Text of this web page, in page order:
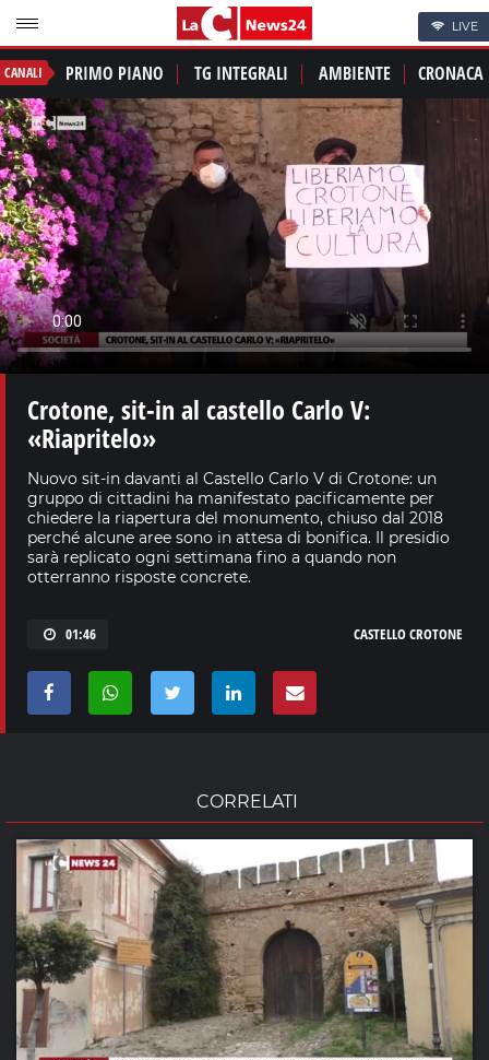
LIVE
CANALI PRIMO PIANO TG INTEGRALI AMBIENTE CRONACA
Crotone, sit-in al castello Carlo V:
«Riapritelo»
Nuovo sit-in davanti al Castello Carlo V di Crotone: un
gruppo di cittadini ha manifestato pacificamente per
chiedere la riapertura del monumento, chiuso dal 2018
perché alcune aree sono in attesa di bonifica. Il presidio
sarà replicato ogni settimana fino a quando non
otterranno risposte concrete.
01:46 CASTELLO CROTONE
CORRELATI